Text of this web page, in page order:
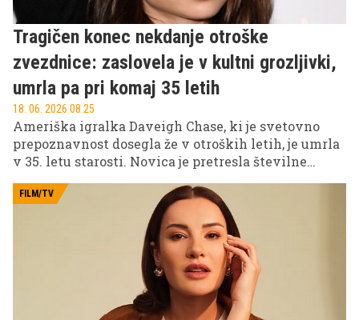
Tragičen konec nekdanje otroške
zvezdnice: zaslovela je v kultni grozljivki,
umrla pa pri komaj 35 letih
18. 06. 2026 08.25
Ameriška igralka Daveigh Chase, ki je svetovno
prepoznavnost dosegla že v otroških letih, je umrla
v 35. letu starosti. Novica je pretresla številne
oboževalce, saj je bila povezana z nekaterimi najbolj
prepoznavnimi filmskimi uspešnicami začetka
FILM/TV